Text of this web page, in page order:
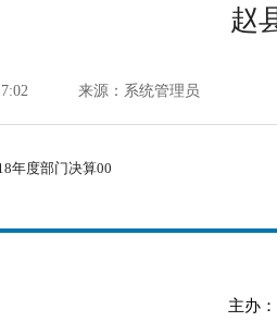
赵
来源：系统管理员
年度部门决算00